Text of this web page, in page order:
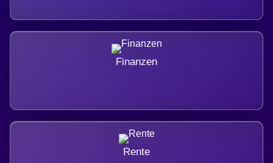
Finanzen
Rente